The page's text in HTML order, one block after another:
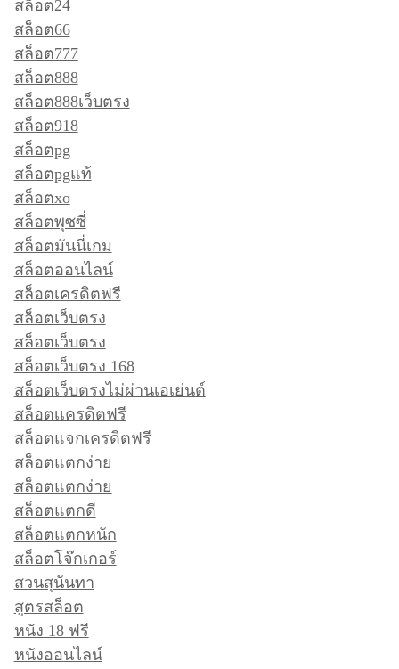
สล็อต24
สล็อต66
สล็อต777
สล็อต888
สล็อต888เว็บตรง
สล็อต918
สล็อตpg
สล็อตpgแท้
สล็อตxo
สล็อตพุซซี่
สล็อตมันนี่เกม
สล็อตออนไลน์
สล็อตเครดิตฟรี
สล็อตเว็บตรง
สล็อตเว็บตรง
สล็อตเว็บตรง 168
สล็อตเว็บตรงไม่ผ่านเอเย่นต์
สล็อตเเครดิตฟรี
สล็อตแจกเครดิตฟรี
สล็อตแตกง่าย
สล็อตแตกง่าย
สล็อตแตกดี
สล็อตแตกหนัก
สล็อตโจ๊กเกอร์
สวนสุนันทา
สูตรสล็อต
หนัง 18 ฟรี
หนังออนไลน์